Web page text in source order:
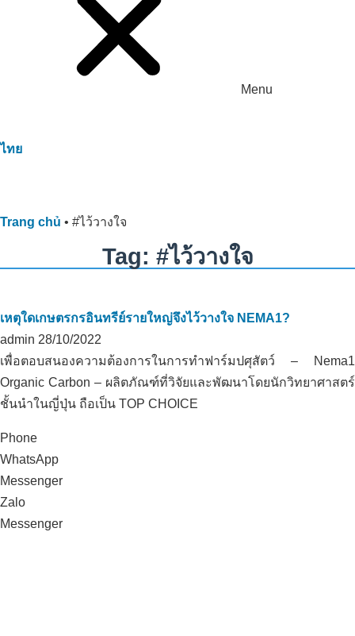
Menu
ไทย
Trang chủ • #ไว้วางใจ
Tag: #ไว้วางใจ
เหตุใดเกษตรกรอินทรีย์รายใหญ่จึงไว้วางใจ NEMA1?
admin 28/10/2022
เพื่อตอบสนองความต้องการในการทำฟาร์มปศุสัตว์ – Nema1
Organic Carbon – ผลิตภัณฑ์ที่วิจัยและพัฒนาโดยนักวิทยาศาสตร์
ชั้นนำในญี่ปุ่น ถือเป็น TOP CHOICE
Phone
WhatsApp
Messenger
Zalo
Messenger